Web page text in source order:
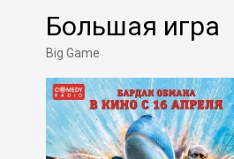
Большая игра
Big Game